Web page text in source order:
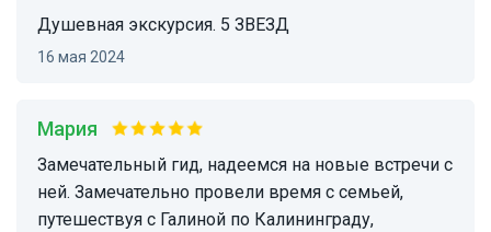
Душевная экскурсия. 5 ЗВЕЗД
16 мая 2024
Мария
Замечательный гид, надеемся на новые встречи с
ней. Замечательно провели время с семьей,
путешествуя с Галиной по Калининграду,